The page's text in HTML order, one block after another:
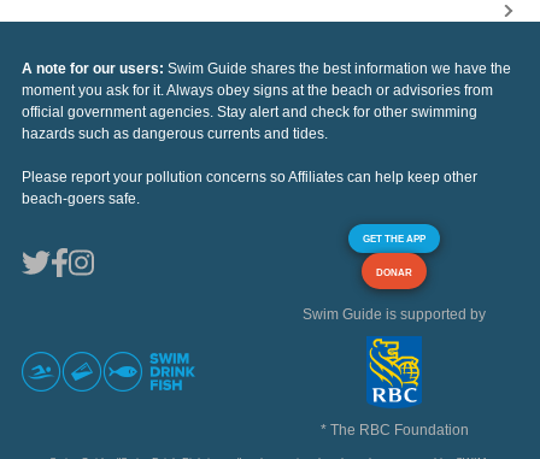
A note for our users: Swim Guide shares the best information we have the
moment you ask for it. Always obey signs at the beach or advisories from
official government agencies. Stay alert and check for other swimming
hazards such as dangerous currents and tides.
Please report your pollution concerns so Affiliates can help keep other
beach-goers safe.
GET THE APP
DONAR
Swim Guide is supported by
* The RBC Foundation